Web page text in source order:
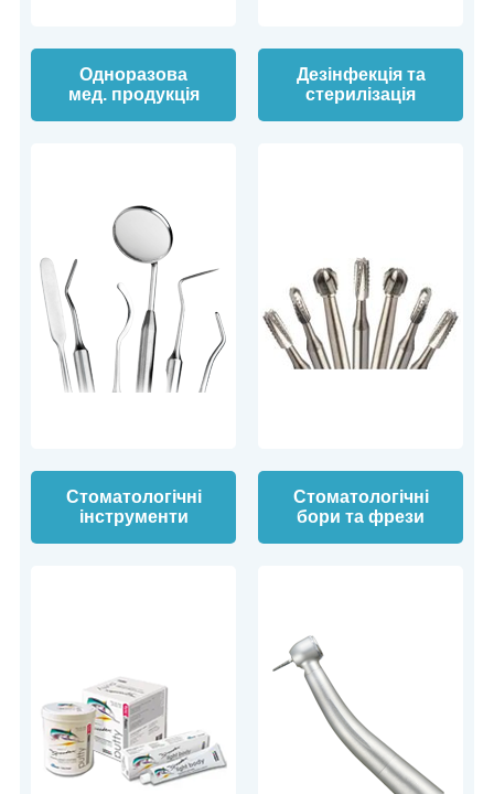
Одноразова
мед. продукція
Дезінфекція та
стерилізація
Стоматологічні
інструменти
Стоматологічні
бори та фрези